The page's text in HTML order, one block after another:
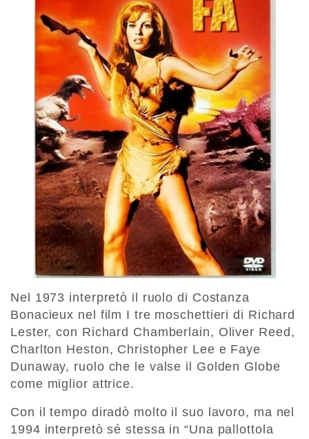
Nel 1973 interpretò il ruolo di Costanza
Bonacieux nel film I tre moschettieri di Richard
Lester, con Richard Chamberlain, Oliver Reed,
Charlton Heston, Christopher Lee e Faye
Dunaway, ruolo che le valse il Golden Globe
come miglior attrice.
Con il tempo diradò molto il suo lavoro, ma nel
1994 interpretò sé stessa in “Una pallottola